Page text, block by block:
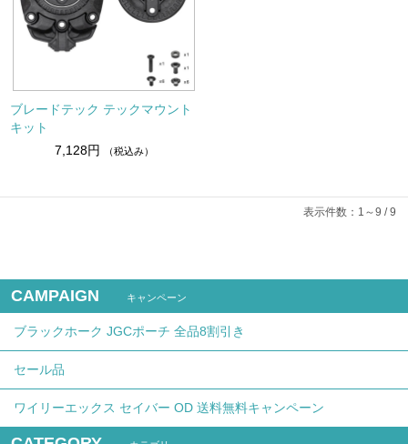
ブレードテック テックマウント
キット
7,128円
（税込み）
表示件数：1～9 / 9
CAMPAIGN キャンペーン
ブラックホーク JGCポーチ 全品8割引き
セール品
ワイリーエックス セイバー OD 送料無料キャンペーン